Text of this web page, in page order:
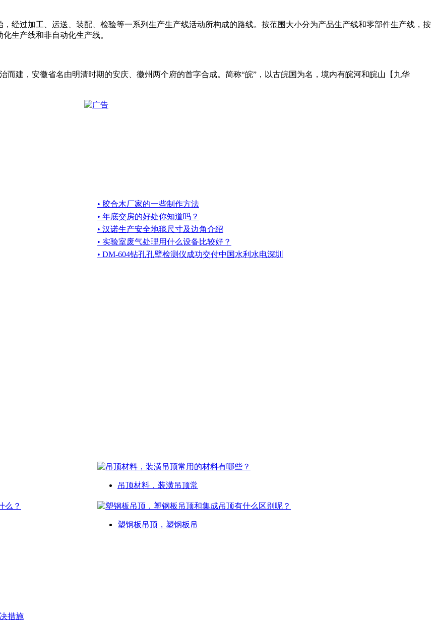
经过加工、运送、装配、检验等一系列生产生产线活动所构成的路线。按范围大小分为产品生产线和零部件生产线，按
生产线和非自动化生产线。
而建，安徽省名由明清时期的安庆、徽州两个府的首字合成。简称“皖”，以古皖国为名，境内有皖河和皖山【九华
• 胶合木厂家的一些制作方法
• 年底交房的好处你知道吗？
• 汉诺生产安全地毯尺寸及边角介绍
• 实验室废气处理用什么设备比较好？
• DM-604钻孔孔壁检测仪成功交付中国水利水电深圳
吊顶材料，装潢吊顶常
塑钢板吊顶，塑钢板吊
措施